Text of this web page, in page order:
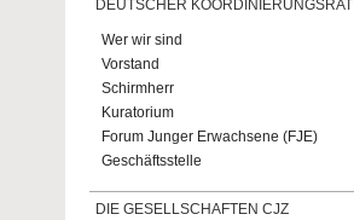
DEUTSCHER KOORDINIERUNGSRAT
Wer wir sind
Vorstand
Schirmherr
Kuratorium
Forum Junger Erwachsene (FJE)
Geschäftsstelle
DIE GESELLSCHAFTEN CJZ